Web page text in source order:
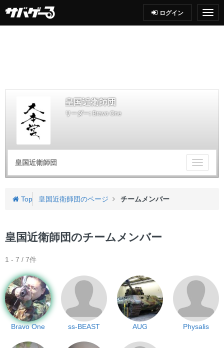
ログイン
皇国近衛師団
リーダー: Bravo One
チ
ー
皇国近衛師団
Top 皇国近衛師団のページ チームメンバー
皇国近衛師団のチームメンバー
1 - 7 / 7件
Bravo One ss-BEAST AUG Physalis